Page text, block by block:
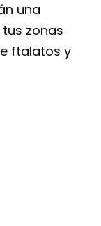
una
zonas
ftalatos y